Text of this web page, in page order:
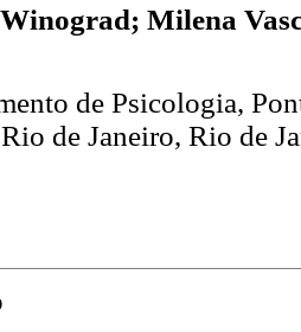
Milena
de Psicologia,
de Janeiro, Rio de